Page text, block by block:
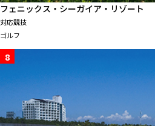
フェニックス・シーガイア・リゾート
対応競技
ゴルフ
8